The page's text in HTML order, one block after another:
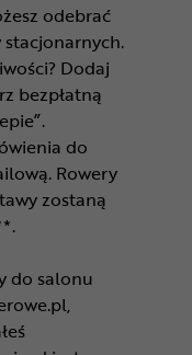
odebrać
Dodaj
bezpłatną
do
Rowery
zostaną
do salonu